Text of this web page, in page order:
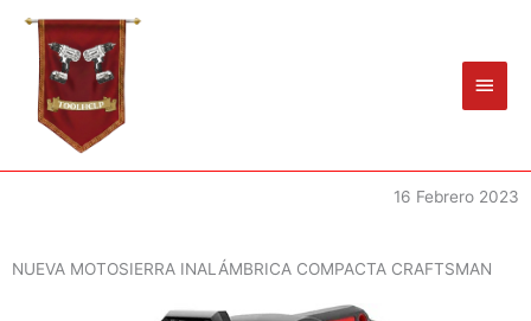
contenido
16 Febrero 2023
NUEVA MOTOSIERRA INALÁMBRICA COMPACTA CRAFTSMAN